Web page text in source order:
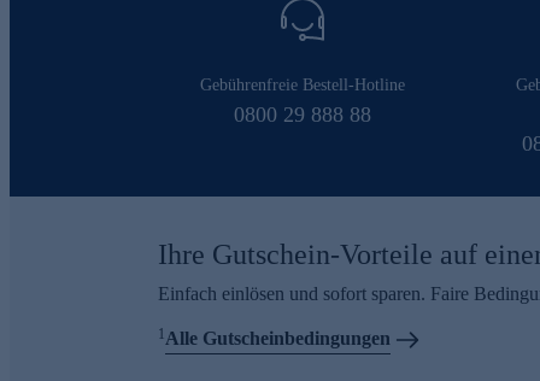
Gebührenfreie Bestell-Hotline
0800 29 888 88
Ihre Gutschein-Vorteile auf
Einfach einlösen und sofort sparen. Faire
1Alle Gutscheinbedingungen